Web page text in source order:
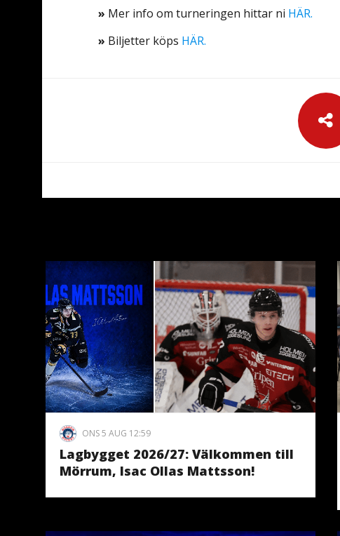
» Mer info om turneringen hittar ni HÄR.
» Biljetter köps HÄR.
ONS 5 AUG 12:59
Lagbygget 2026/27: Välkommen till
Mörrum, Isac Ollas Mattsson!